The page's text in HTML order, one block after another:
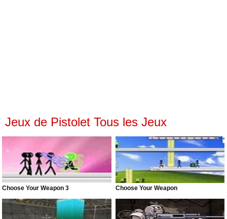
Jeux de Pistolet Tous les Jeux
Choose Your Weapon 3 Choose Your Weapon